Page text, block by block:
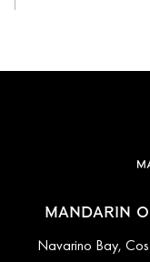
MANDARIN
Navarino Bay,